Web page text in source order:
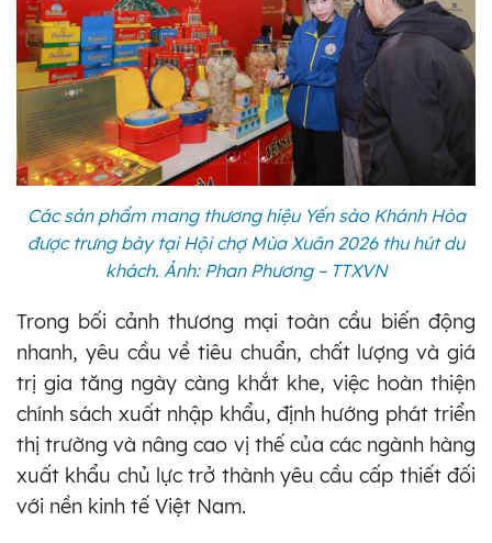
Các sản phẩm mang thương hiệu Yến sào Khánh Hòa
được trưng bày tại Hội chợ Mùa Xuân 2026 thu hút du
khách. Ảnh: Phan Phương – TTXVN
Trong bối cảnh thương mại toàn cầu biến động
nhanh, yêu cầu về tiêu chuẩn, chất lượng và giá
trị gia tăng ngày càng khắt khe, việc hoàn thiện
chính sách xuất nhập khẩu, định hướng phát triển
thị trường và nâng cao vị thế của các ngành hàng
xuất khẩu chủ lực trở thành yêu cầu cấp thiết đối
với nền kinh tế Việt Nam.